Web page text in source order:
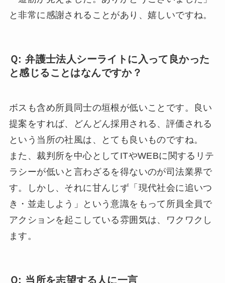
と非常に感謝されることがあり、嬉しいですね。
Ｑ: 弁護士法人シーライトに入って良かった
と感じることはなんですか？
ボスも含め所員同士の垣根が低いことです。良い
提案をすれば、どんどん採用される、評価される
という当所の社風は、とても良いものですね。
また、裁判所を中心としてITやWEBに関するリテ
ラシーが低いと言わざるを得ないのが司法業界で
す。しかし、それに甘んじず「現代社会に追いつ
き・並走しよう」という意識をもって所員全員で
アクションを起こしている雰囲気は、ワクワクし
ます。
Ｑ: 当所を志望する人に一言